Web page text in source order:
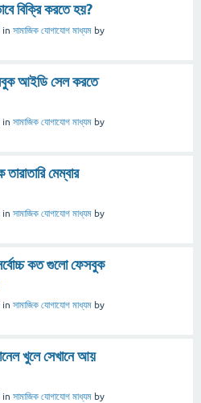
বিক্রি করতে হয়?
in সামাজিক যোগাযোগ মাধ্যম by
আইডি সেল করতে
in সামাজিক যোগাযোগ মাধ্যম by
মেম্বার
in সামাজিক যোগাযোগ মাধ্যম by
কত গুলো ফেসবুক
in সামাজিক যোগাযোগ মাধ্যম by
খুলে সেখানে আয়
in সামাজিক যোগাযোগ মাধ্যম by